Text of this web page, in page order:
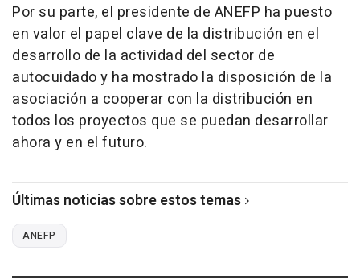
Por su parte, el presidente de ANEFP ha puesto
en valor el papel clave de la distribución en el
desarrollo de la actividad del sector de
autocuidado y ha mostrado la disposición de la
asociación a cooperar con la distribución en
todos los proyectos que se puedan desarrollar
ahora y en el futuro.
Últimas noticias sobre estos temas
ANEFP